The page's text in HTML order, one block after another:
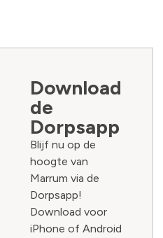
Download
de
Dorpsapp
Blijf nu op de
hoogte van
Marrum via de
Dorpsapp!
Download voor
iPhone of Android